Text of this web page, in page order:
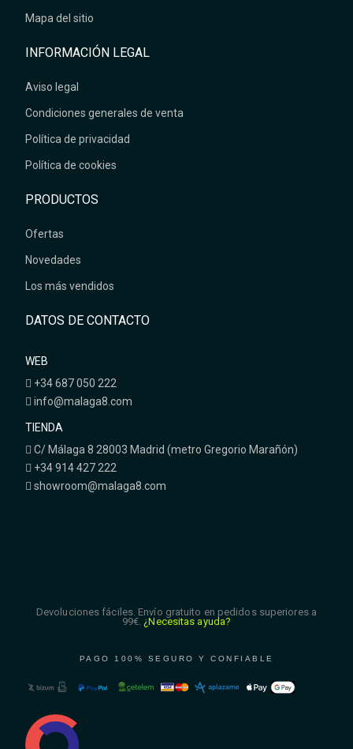
Mapa del sitio
INFORMACIÓN LEGAL
Aviso legal
Condiciones generales de venta
Política de privacidad
Política de cookies
PRODUCTOS
Ofertas
Novedades
Los más vendidos
DATOS DE CONTACTO
WEB
+34 687 050 222
info@malaga8.com
TIENDA
C/ Málaga 8 28003 Madrid (metro Gregorio Marañón)
+34 914 427 222
showroom@malaga8.com
Devoluciones fáciles. Envío gratuito en pedidos superiores a
99€. ¿Necesitas ayuda?
PAGO 100% SEGURO Y CONFIABLE